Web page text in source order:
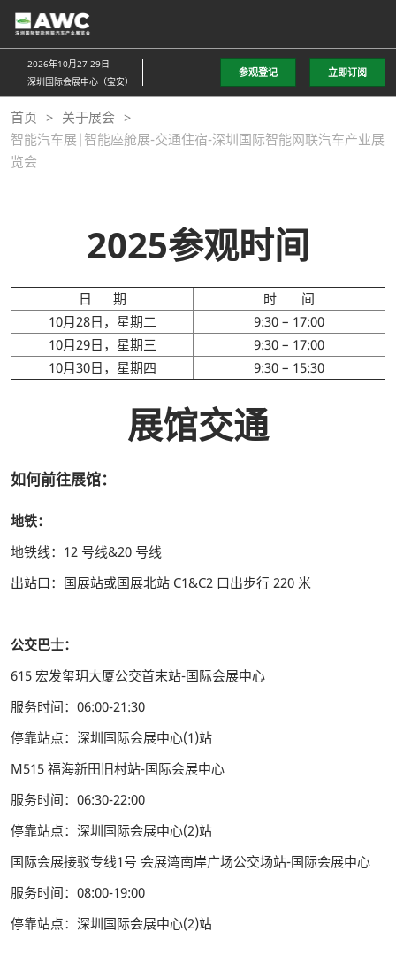
直
接
跳
至
内
容
2026年10月27-29日
深圳国际会展中心（宝安）
参观登记 立即订阅
首页
关于展会
智能汽车展|智能座舱展-交通住宿-深圳国际智能网联汽车产业展
览会
2025参观时间
日 期
时 间
10月28日，星期二
9:30 – 17:00
10月29日，星期三
9:30 – 17:00
10月30日，星期四
9:30 – 15:30
展馆交通
如何前往展馆：
地铁：
地铁线：12 号线&20 号线
出站口：国展站或国展北站 C1&C2 口出步行 220 米
公交巴士：
615 宏发玺玥大厦公交首末站-国际会展中心
服务时间：06:00-21:30
停靠站点：深圳国际会展中心(1)站
M515 福海新田旧村站-国际会展中心
服务时间：06:30-22:00
停靠站点：深圳国际会展中心(2)站
国际会展接驳专线1号 会展湾南岸广场公交场站-国际会展中心
服务时间：08:00-19:00
停靠站点：深圳国际会展中心(2)站